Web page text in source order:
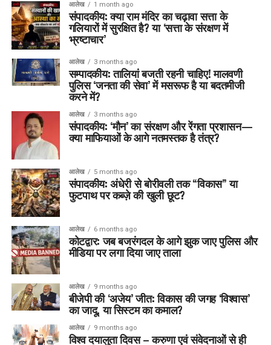
आलेख 1 month ago
संपादकीय: क्या राम मंदिर का चढ़ावा सत्ता के
गलियारों में सुरक्षित है? या ‘सत्ता के संरक्षण में
भ्रष्टाचार’
आलेख 3 months ago
सम्पादकीय: तालियां बजती रहनी चाहिए! मालवणी
पुलिस ‘जनता की सेवा’ में मसरूफ है या बदतमीजी
करने में?
आलेख 3 months ago
संपादकीय: ‘मौन’ का संरक्षण और रेंगता प्रशासन—
क्या माफियाओं के आगे नतमस्तक है तंत्र?
आलेख 5 months ago
संपादकीय: अंधेरी से बोरीवली तक “विकास” या
फुटपाथ पर कब्ज़े की खुली छूट?
आलेख 6 months ago
कोटद्वार: जब बजरंगदल के आगे झुक जाए पुलिस और
मीडिया पर लगा दिया जाए ताला
आलेख 9 months ago
बीजेपी की ‘अजेय’ जीत: विकास की जगह ‘विश्वास’
का जादू, या सिस्टम का कमाल?
आलेख 9 months ago
विश्व दयालुता दिवस – करुणा एवं संवेदनाओं से ही